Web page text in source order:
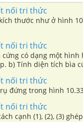
nối tri thức
thước như ở hình
nối tri thức
có dạng một hình
b) Tính diện tích bìa
nối tri thức
đứng trong hình
nối tri thức
cạnh (1), (2), (3)